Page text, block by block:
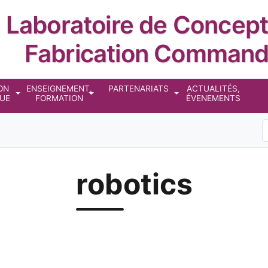
Laboratoire de
Fabrication
ENSEIGNEMENT,
FORMATION
PARTENARIATS
ACTUALITÉS,
ÉVENEMENTS
robotics